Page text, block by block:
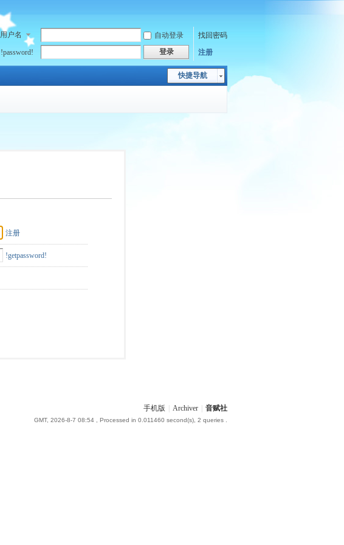
用户名 自动登录
找回密码
!password!
登录 注册
快捷导航
注册
!getpassword!
手机版 Archiver 音赋社
GMT, 2026-8-7 08:54 , Processed in 0.011460 second(s), 2 queries .